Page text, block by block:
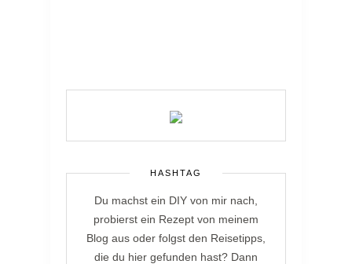
HASHTAG
Du machst ein DIY von mir nach,
probierst ein Rezept von meinem
Blog aus oder folgst den Reisetipps,
die du hier gefunden hast? Dann